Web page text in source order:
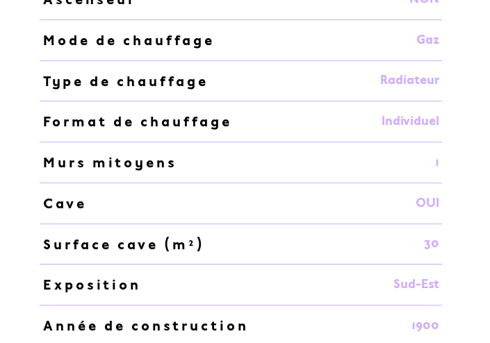
Mode de chauffage Gaz
Type de chauffage Radiateur
Format de chauffage Individuel
Murs mitoyens 1
Cave OUI
Surface cave (m²) 30
Exposition Sud-Est
Année de construction 1900